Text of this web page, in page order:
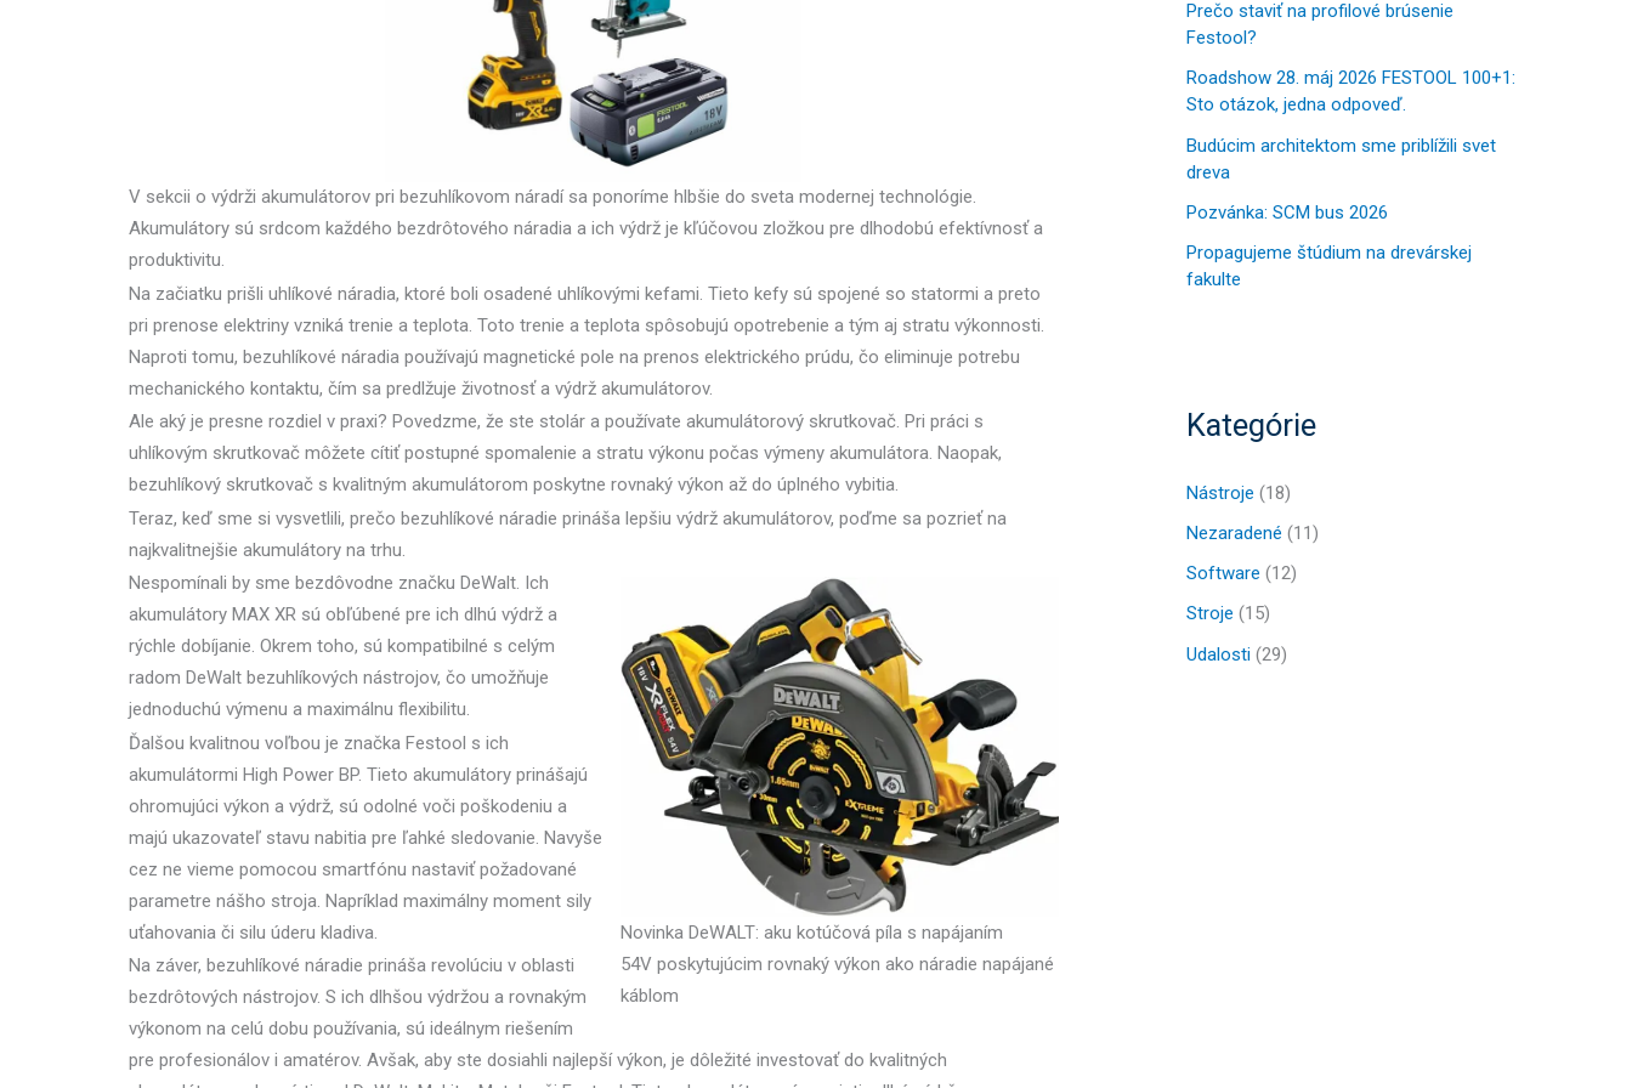
V sekcii o výdrži akumulátorov pri bezuhlíkovom náradí sa ponoríme hlbšie do sveta modernej technológie.
Akumulátory sú srdcom každého bezdrôtového náradia a ich výdrž je kľúčovou zložkou pre dlhodobú efektívnosť a
produktivitu.
Na začiatku prišli uhlíkové náradia, ktoré boli osadené uhlíkovými kefami. Tieto kefy sú spojené so statormi a preto
pri prenose elektriny vzniká trenie a teplota. Toto trenie a teplota spôsobujú opotrebenie a tým aj stratu výkonnosti.
Naproti tomu, bezuhlíkové náradia používajú magnetické pole na prenos elektrického prúdu, čo eliminuje potrebu
mechanického kontaktu, čím sa predlžuje životnosť a výdrž akumulátorov.
Ale aký je presne rozdiel v praxi? Povedzme, že ste stolár a používate akumulátorový skrutkovač. Pri práci s
uhlíkovým skrutkovač môžete cítiť postupné spomalenie a stratu výkonu počas výmeny akumulátora. Naopak,
bezuhlíkový skrutkovač s kvalitným akumulátorom poskytne rovnaký výkon až do úplného vybitia.
Teraz, keď sme si vysvetlili, prečo bezuhlíkové náradie prináša lepšiu výdrž akumulátorov, poďme sa pozrieť na
najkvalitnejšie akumulátory na trhu.
Novinka DeWALT: aku kotúčová píla s napájaním
54V poskytujúcim rovnaký výkon ako náradie napájané
káblom
Nespomínali by sme bezdôvodne značku DeWalt. Ich
akumulátory MAX XR sú obľúbené pre ich dlhú výdrž a
rýchle dobíjanie. Okrem toho, sú kompatibilné s celým
radom DeWalt bezuhlíkových nástrojov, čo umožňuje
jednoduchú výmenu a maximálnu flexibilitu.
Ďalšou kvalitnou voľbou je značka Festool s ich
akumulátormi High Power BP. Tieto akumulátory prinášajú
ohromujúci výkon a výdrž, sú odolné voči poškodeniu a
majú ukazovateľ stavu nabitia pre ľahké sledovanie. Navyše
cez ne vieme pomocou smartfónu nastaviť požadované
parametre nášho stroja. Napríklad maximálny moment sily
uťahovania či silu úderu kladiva.
Na záver, bezuhlíkové náradie prináša revolúciu v oblasti
bezdrôtových nástrojov. S ich dlhšou výdržou a rovnakým
výkonom na celú dobu používania, sú ideálnym riešením
pre profesionálov i amatérov. Avšak, aby ste dosiahli najlepší výkon, je dôležité investovať do kvalitných
a
ť
:
Prečo staviť na profilové brúsenie
Festool?
Roadshow 28. máj 2026 FESTOOL 100+1:
Sto otázok, jedna odpoveď.
Budúcim architektom sme priblížili svet
dreva
Pozvánka: SCM bus 2026
Propagujeme štúdium na drevárskej
fakulte
Kategórie
Nástroje (18)
Nezaradené (11)
Software (12)
Stroje (15)
Udalosti(29)